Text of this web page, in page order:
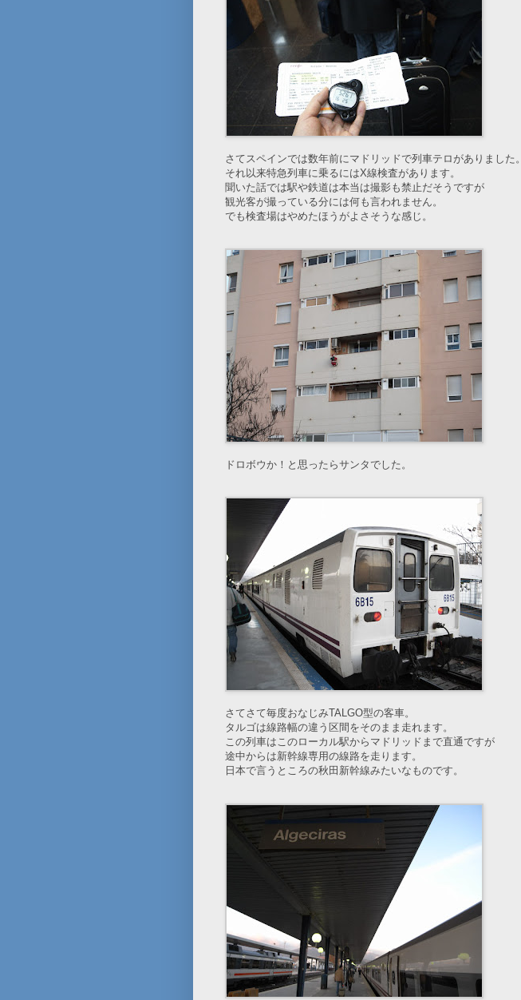
さてスペインでは数年前にマドリッドで列車テロがありました。
それ以来特急列車に乗るにはX線検査があります。
聞いた話では駅や鉄道は本当は撮影も禁止だそうですが
観光客が撮っている分には何も言われません。
でも検査場はやめたほうがよさそうな感じ。
ドロボウか！と思ったらサンタでした。
さてさて毎度おなじみTALGO型の客車。
タルゴは線路幅の違う区間をそのまま走れます。
この列車はこのローカル駅からマドリッドまで直通ですが
途中からは新幹線専用の線路を走ります。
日本で言うところの秋田新幹線みたいなものです。